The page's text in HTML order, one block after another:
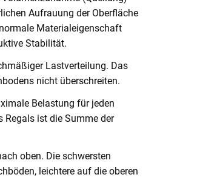
Aufrauung der Oberfläche
Materialeigenschaft
Stabilität.
Lastverteilung. Das
nicht überschreiten.
Belastung für jeden
Regals ist die Summe der
oben. Die schwersten
leichtere auf die oberen